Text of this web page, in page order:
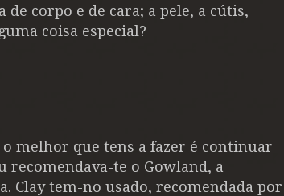
corpo e de cara; a pele, a cútis,
coisa especial?
melhor que tens a fazer é continuar
recomendava-te o Gowland, a
Clay tem-no usado, recomendada por